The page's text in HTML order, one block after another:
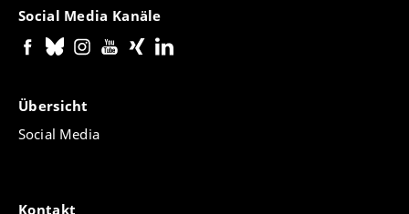
Social Media Kanäle
Übersicht
Social Media
Kontakt